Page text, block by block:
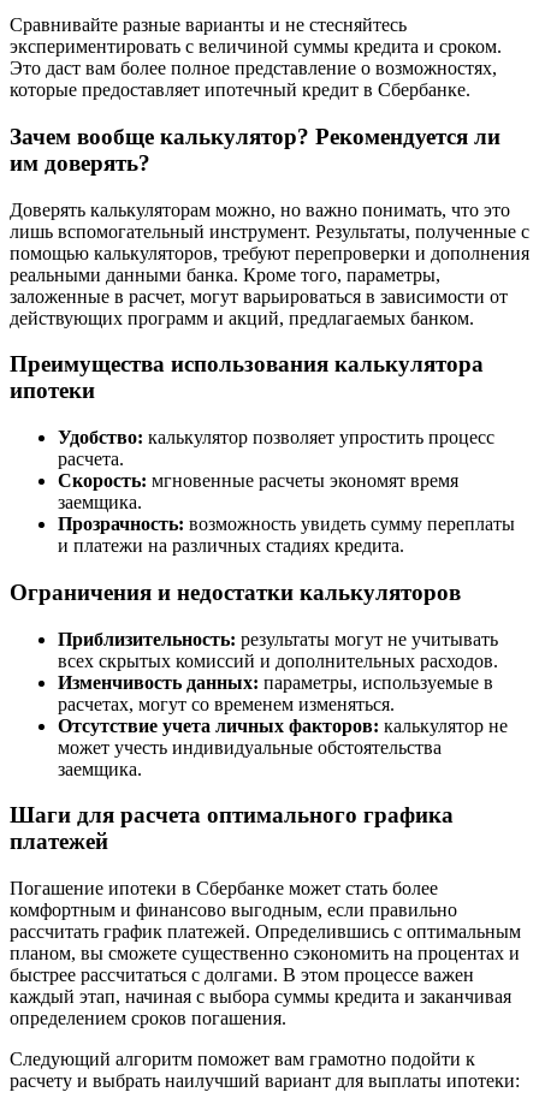
Сравнивайте разные варианты и не стесняйтесь
экспериментировать с величиной суммы кредита и сроком.
Это даст вам более полное представление о возможностях,
которые предоставляет ипотечный кредит в Сбербанке.
Зачем вообще калькулятор? Рекомендуется ли
им доверять?
Доверять калькуляторам можно, но важно понимать, что это
лишь вспомогательный инструмент. Результаты, полученные с
помощью калькуляторов, требуют перепроверки и дополнения
реальными данными банка. Кроме того, параметры,
заложенные в расчет, могут варьироваться в зависимости от
действующих программ и акций, предлагаемых банком.
Преимущества использования калькулятора
ипотеки
Удобство: калькулятор позволяет упростить процесс
расчета.
Скорость: мгновенные расчеты экономят время
заемщика.
Прозрачность: возможность увидеть сумму переплаты
и платежи на различных стадиях кредита.
Ограничения и недостатки калькуляторов
Приблизительность: результаты могут не учитывать
всех скрытых комиссий и дополнительных расходов.
Изменчивость данных: параметры, используемые в
расчетах, могут со временем изменяться.
Отсутствие учета личных факторов: калькулятор не
может учесть индивидуальные обстоятельства
заемщика.
Шаги для расчета оптимального графика
платежей
Погашение ипотеки в Сбербанке может стать более
комфортным и финансово выгодным, если правильно
рассчитать график платежей. Определившись с оптимальным
планом, вы сможете существенно сэкономить на процентах и
быстрее рассчитаться с долгами. В этом процессе важен
каждый этап, начиная с выбора суммы кредита и заканчивая
определением сроков погашения.
Следующий алгоритм поможет вам грамотно подойти к
расчету и выбрать наилучший вариант для выплаты ипотеки: